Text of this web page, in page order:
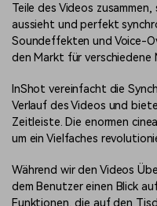
Teile des Videos
aussieht und perfekt
Soundeffekten und Voice-
den Markt für verschiedene
InShot vereinfacht die
Verlauf des Videos und
Zeitleiste. Die enormen
um ein Vielfaches
Während wir den Videos
dem Benutzer einen Blick
Funktionen, die auf den